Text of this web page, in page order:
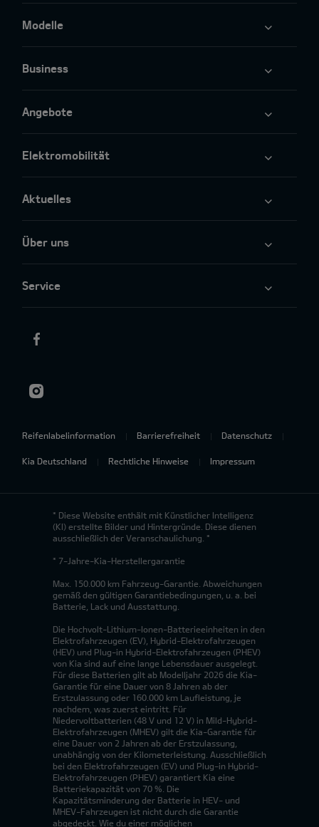
Modelle
Business
Angebote
Elektromobilität
Aktuelles
Über uns
Service
Reifenlabelinformation Barrierefreiheit Datenschutz
Kia Deutschland Rechtliche Hinweise Impressum
* Diese Website enthält mit Künstlicher Intelligenz
(KI) erstellte Bilder und Hintergründe. Diese dienen
ausschließlich der Veranschaulichung. *
* 7-Jahre-Kia-Herstellergarantie
Max. 150.000 km Fahrzeug-Garantie. Abweichungen
gemäß den gültigen Garantiebedingungen, u. a. bei
Batterie, Lack und Ausstattung.
Die Hochvolt-Lithium-Ionen-Batterieeinheiten in den
Elektrofahrzeugen (EV), Hybrid-Elektrofahrzeugen
(HEV) und Plug-in Hybrid-Elektrofahrzeugen (PHEV)
von Kia sind auf eine lange Lebensdauer ausgelegt.
Für diese Batterien gilt ab Modelljahr 2026 die Kia-
Garantie für eine Dauer von 8 Jahren ab der
Erstzulassung oder 160.000 km Laufleistung, je
nachdem, was zuerst eintritt. Für
Niedervoltbatterien (48 V und 12 V) in Mild-Hybrid-
Elektrofahrzeugen (MHEV) gilt die Kia-Garantie für
eine Dauer von 2 Jahren ab der Erstzulassung,
unabhängig von der Kilometerleistung. Ausschließlich
bei den Elektrofahrzeugen (EV) und Plug-in Hybrid-
Elektrofahrzeugen (PHEV) garantiert Kia eine
Batteriekapazität von 70 %. Die
Kapazitätsminderung der Batterie in HEV- und
MHEV-Fahrzeugen ist nicht durch die Garantie
abgedeckt. Wie du einer möglichen